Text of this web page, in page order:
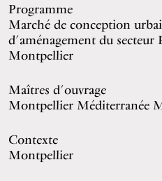
Programme
Marché de conception
d’aménagement du secteur
Montpellier
Maîtres d’ouvrage
Montpellier Méditerranée
Contexte
Montpellier